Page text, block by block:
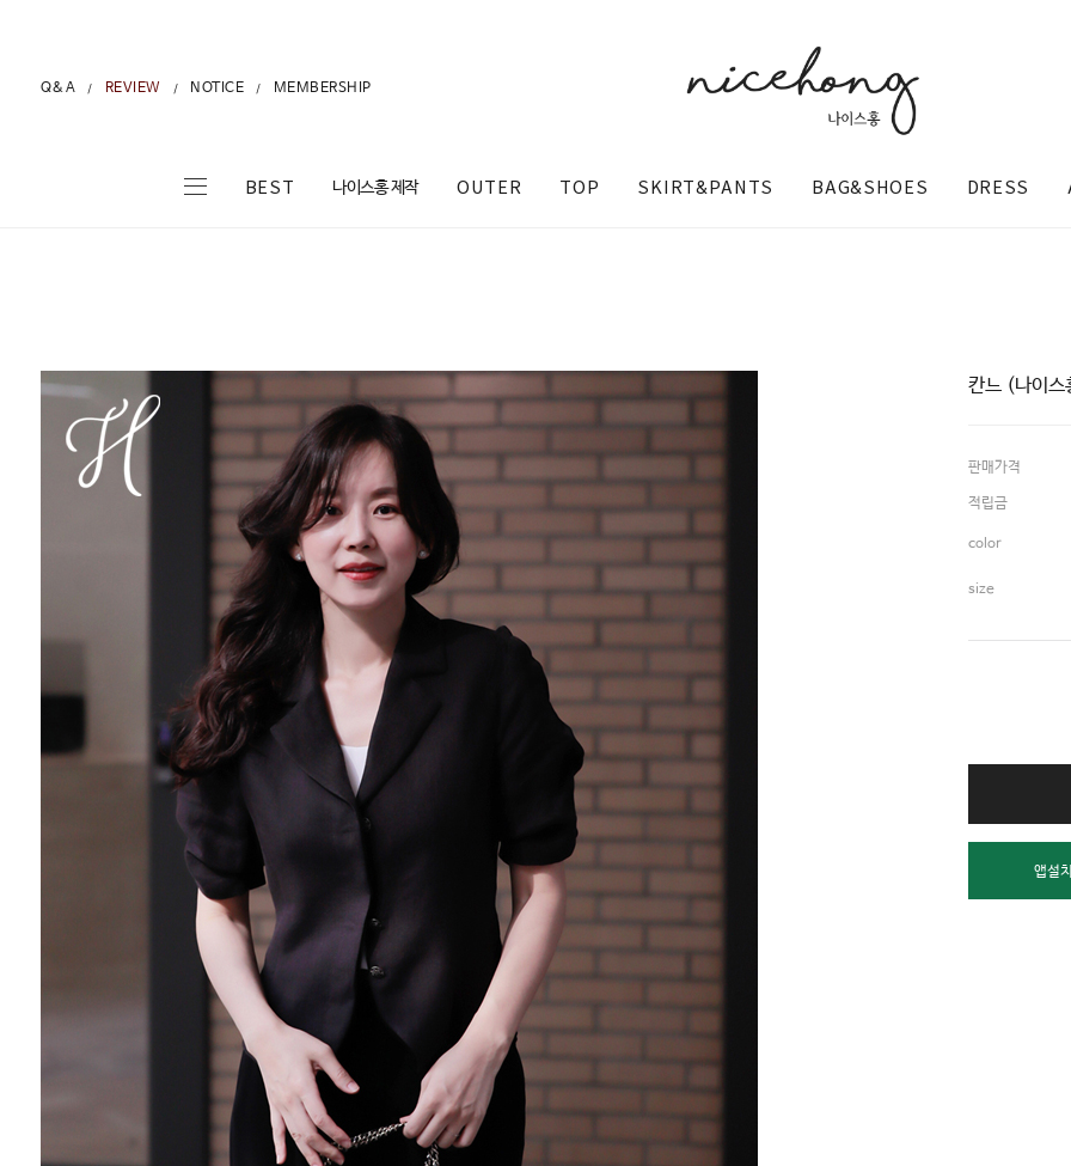
Q&A / REVIEW / NOTICE / MEMBERSHIP
BEST 나이스홍 제작 OUTER TOP SKIRT&PANTS BAG&SHOES DRESS
@nicehong_
칸느 (나이
판매가격
적립금
color
size